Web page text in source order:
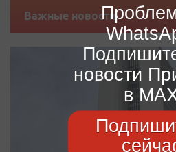
Важные новости
новости
в